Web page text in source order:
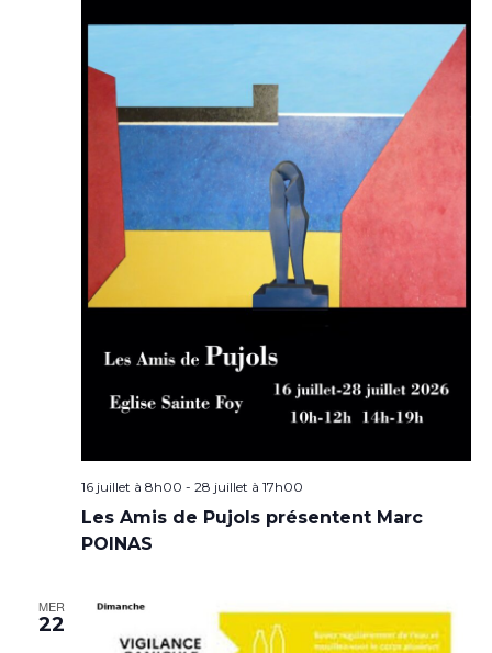
16 juillet à 8h00 - 28 juillet à 17h00
Les Amis de Pujols présentent Marc
POINAS
MER
22